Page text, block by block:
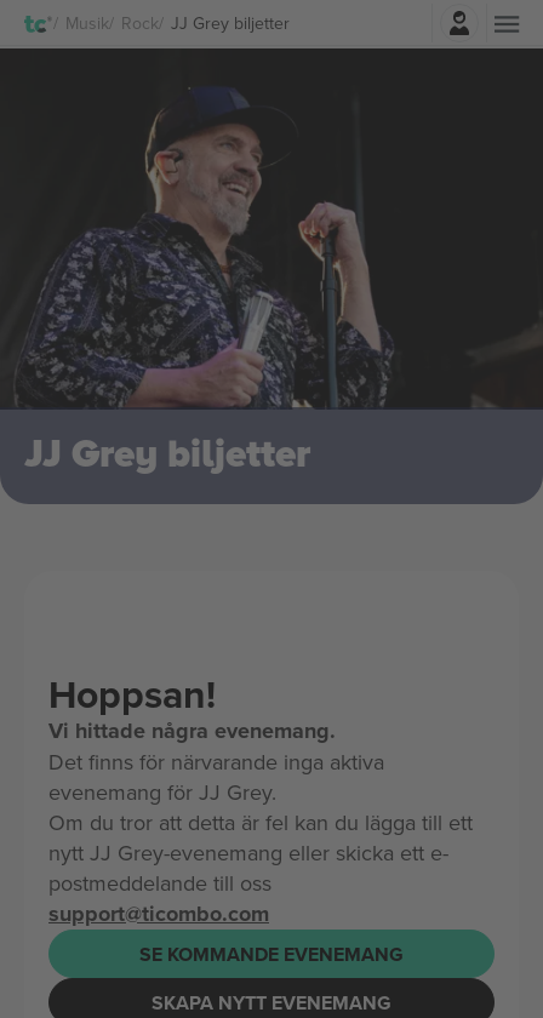
Musik Rock JJ Grey biljetter
JJ Grey biljetter
Hoppsan!
Vi hittade några evenemang.
Det finns för närvarande inga aktiva
evenemang för JJ Grey.
Om du tror att detta är fel kan du lägga till ett
nytt JJ Grey-evenemang eller skicka ett e-
postmeddelande till oss
support@ticombo.com
SE KOMMANDE EVENEMANG
SKAPA NYTT EVENEMANG